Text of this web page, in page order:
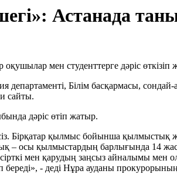
Астанада
Білім басқармасы,
сайты.
дәріс өтіп жатыр.
Бірқатар қылмыс бойынша
– осы қылмыстардың барлығында 14
мен қарудың заңсыз айналымы
- деді Нұра ауданы